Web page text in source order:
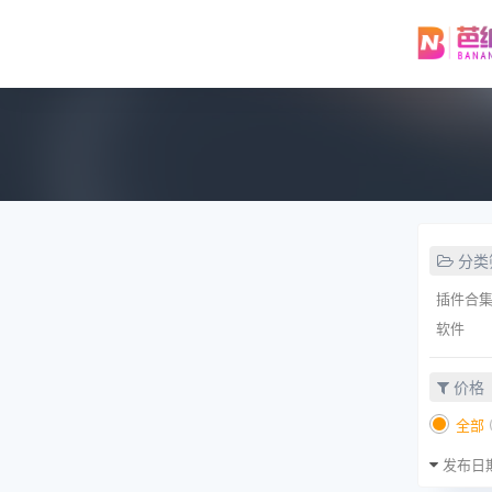
分
插件合集
软件
价格
全部
发布日